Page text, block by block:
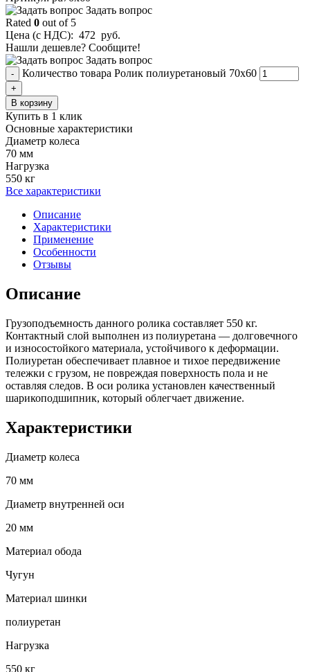
Задать вопрос
Rated 0 out of 5
Цена (с НДС): 472 руб.
Нашли дешевле? Сообщите!
Задать вопрос
- Количество товара Ролик полиуретановый 70x60
+
В корзину
Купить в 1 клик
Основные характеристики
Диаметр колеса
70 мм
Нагрузка
550 кг
Все характеристики
Описание
Характеристики
Применение
Особенности
Отзывы
Описание
Грузоподъемность данного ролика составляет 550 кг.
Контактный слой выполнен из полиуретана — долговечного
и износостойкого материала, устойчивого к деформации.
Полиуретан обеспечивает плавное и тихое передвижение
тележки с грузом, не повреждая поверхность пола и не
оставляя следов. В оси ролика установлен качественный
шарикоподшипник, который облегчает движение.
Характеристики
Диаметр колеса
70 мм
Диаметр внутренней оси
20 мм
Материал обода
Чугун
Материал шинки
полиуретан
Нагрузка
550 кг